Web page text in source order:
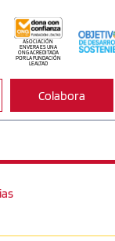
ASOCIACIÓN
ENVERA ES UNA
ONG ACREDITADA
POR LA FUNDACIÓN
LEALTAD
Colabora